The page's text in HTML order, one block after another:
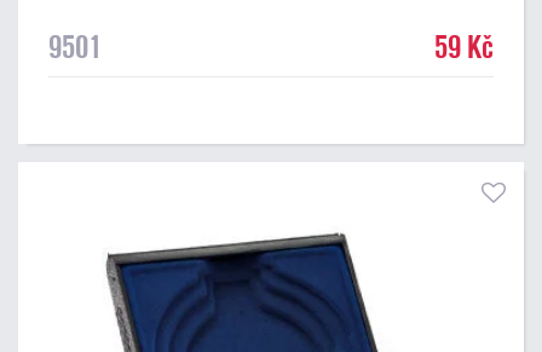
9501 59 Kč